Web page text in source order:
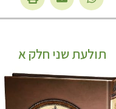
תולעת שני חלק א